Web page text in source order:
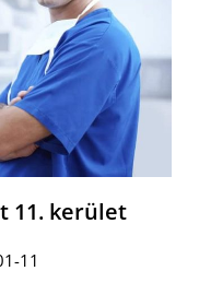
11. kerület
11